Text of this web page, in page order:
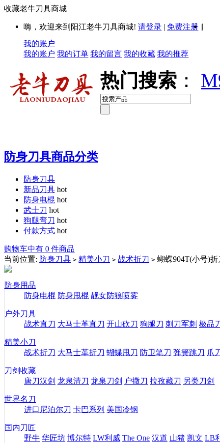
收藏老牛刀具商城
嗨，欢迎来到阳江老牛刀具商城! 请登录 | 免费注册 ||
我的账户
我的账户 我的订单 我的留言 我的收藏 我的推荐
热门搜索 ：
防身刀具商品分类
防身刀具
新品刀具 hot
防身电棍 hot
武士刀 hot
狗腿弯刀 hot
付款方式 hot
购物车中有 0 件商品
当前位置: 防身刀具 > 精美小刀 > 战术折刀 > 蝴蝶904T(小号)
防身用品
防身电棍 防身甩棍 靓女防狼喷雾
户外刀具
战术直刀 大马士革直刀 开山砍刀 狗腿刀 刺刀军刺 极品
精美小刀
战术折刀 大马士革折刀 蝴蝶甩刀 防卫笔刀 弹簧跳刀 爪
刀剑收藏
唐刀汉剑 龙泉清刀 龙泉刀剑 户撒刀 拉孜藏刀 另类刀剑
世界名刀
进口尼泊尔刀 卡巴系列 美国冷钢
国内刀匠
野牛 华匠坊 博尔特 LW利威 The One 汉道 山猪 凯文 LB